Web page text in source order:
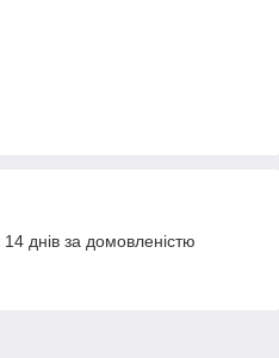
днів за домовленістю